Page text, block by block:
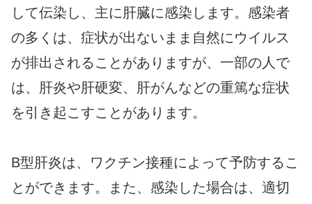
して伝染し、主に肝臓に感染します。感染者
の多くは、症状が出ないまま自然にウイルス
が排出されることがありますが、一部の人で
は、肝炎や肝硬変、肝がんなどの重篤な症状
を引き起こすことがあります。
B型肝炎は、ワクチン接種によって予防するこ
とができます。また、感染した場合は、適切